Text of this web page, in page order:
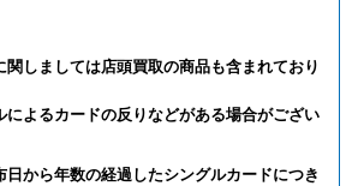
関しましては店頭買取の商品も含まれており
によるカードの反りなどがある場合がござい
日から年数の経過したシングルカードにつき